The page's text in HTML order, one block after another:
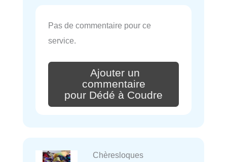
Pas de commentaire pour ce
service.
Ajouter un
commentaire
pour Dédé à Coudre
Chèresloques